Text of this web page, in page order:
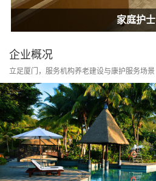
居家康护
家庭护士
居家康护
家庭护士
企业概况
立足厦门，服务机构养老建设与康护服务场景